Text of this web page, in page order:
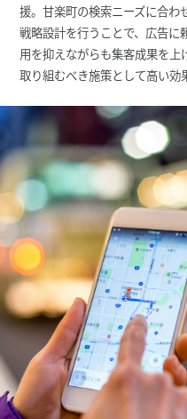
援。甘楽町の検索ニーズに合わ
戦略設計を行うことで、広告に
用を抑えながらも集客成果を上
取り組むべき施策として高い効